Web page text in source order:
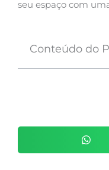
seu espaço com
Conteúdo do